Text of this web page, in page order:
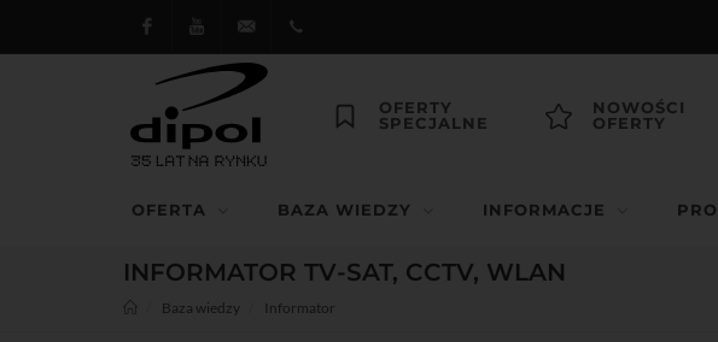
FacebookYoutube dipol@dipol.com.pl
OFERTY
SPECJALNE
NOWOŚCI
OFERTY
OFERTA BAZA WIEDZY INFORMACJE
INFORMATOR TV-SAT, CCTV, WLAN
Baza wiedzy Informator